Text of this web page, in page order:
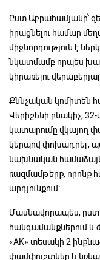
Ըստ Աբրահամյանի՝
իրացնելու համար
միջնորդություն է
նկատմամբ որպես
կիրառելու
Քննչական կոմիտեն
Վերիշենի բնակիչ,
կատարումը վկայող
կերպով փոխադրել,
նախնական
ռազմամթերք, որոնք
արդյունքում:
Մասնավորապես, ըստ
հանգամանքներում և
«AK» տեսակի 2
փամփուշտներ և